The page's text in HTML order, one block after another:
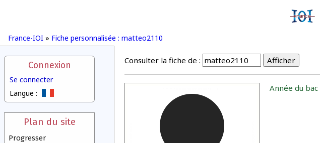
France-IOI » Fiche personnalisée : matteo2110
Connexion
Se connecter
Langue :
Plan du site
Progresser
Consulter la fiche de :
Année du bac